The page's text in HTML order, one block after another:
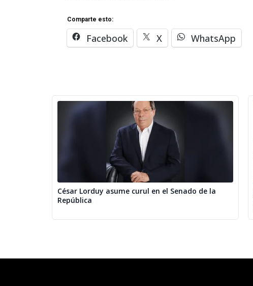
Comparte esto:
Facebook X WhatsApp
César Lorduy asume curul en el Senado de la
República